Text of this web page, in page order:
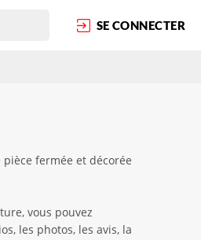
SE CONNECTER
fermée et décorée
vous pouvez
les photos, les avis, la